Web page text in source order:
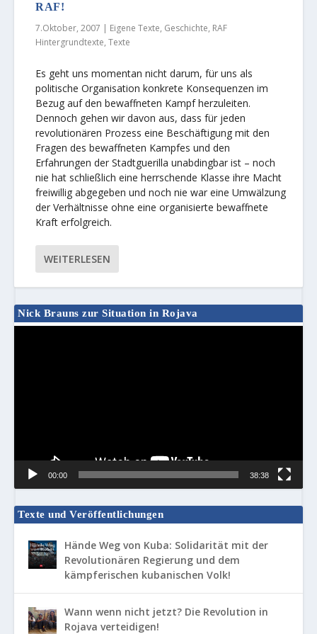
RAF!
7.Oktober, 2007 | Eigene Texte, Geschichte, RAF
Hintergrundtexte,Texte
Es geht uns momentan nicht darum, für uns als
politische Organisation konkrete Konsequenzen im
Bezug auf den bewaffneten Kampf herzuleiten.
Dennoch gehen wir davon aus, dass für jeden
revolutionären Prozess eine Beschäftigung mit den
Fragen des bewaffneten Kampfes und den
Erfahrungen der Stadtguerilla unabdingbar ist – noch
nie hat schließlich eine herrschende Klasse ihre Macht
freiwillig abgegeben und noch nie war eine Umwälzung
der Verhältnisse ohne eine organisierte bewaffnete
Kraft erfolgreich.
WEITERLESEN
Nick Brauns zur Situation in Rojava
00:00 38:38
Texte und Veröffentlichungen
Hände Weg von Kuba: Solidarität mit der
Revolutionären Regierung und dem
kämpferischen kubanischen Volk!
Wann wenn nicht jetzt? Die Revolution in
Rojava verteidigen!